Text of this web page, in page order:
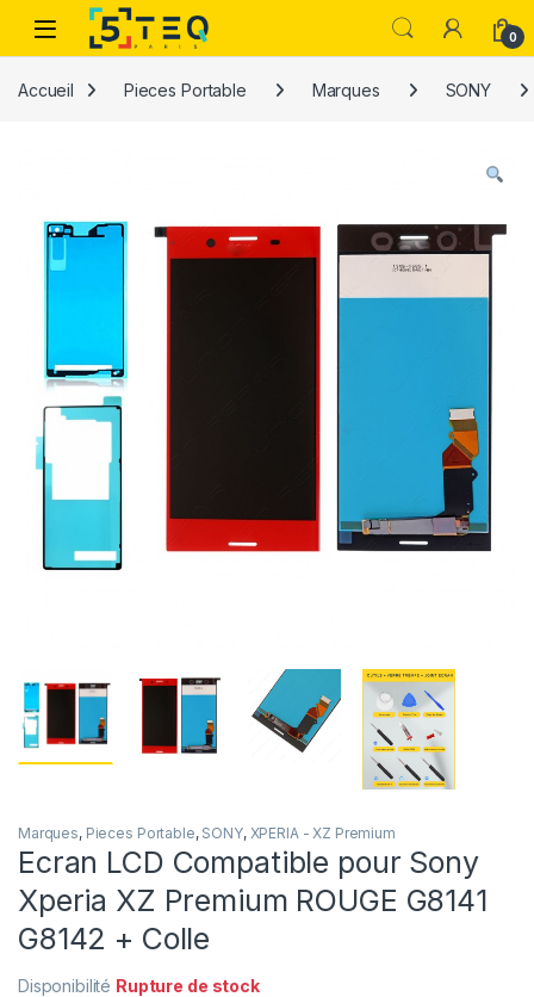
Passer à la navigation
Aller au contenu
0
Accueil Pieces Portable Marques SONY
Marques, Pieces Portable, SONY, XPERIA - XZ Premium
Ecran LCD Compatible pour Sony
Xperia XZ Premium ROUGE G8141
G8142 + Colle
Disponibilité Rupture de stock